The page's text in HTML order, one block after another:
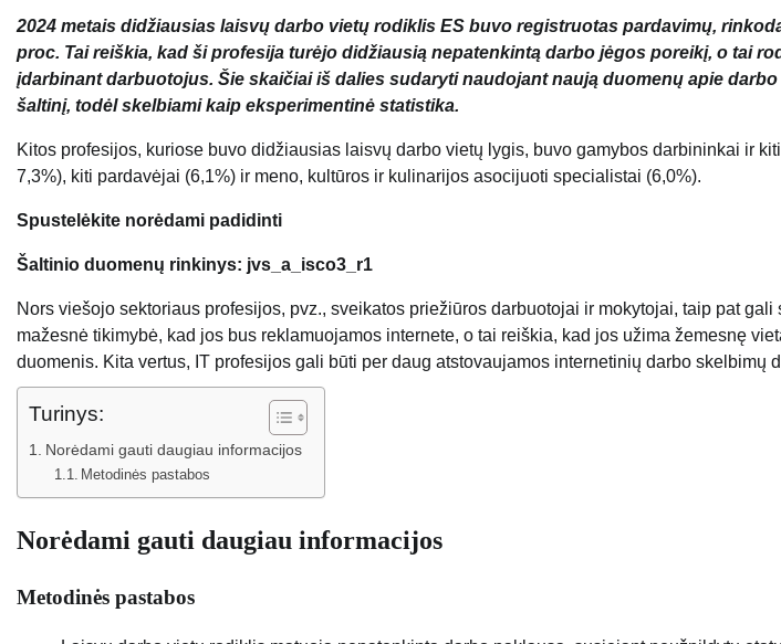
2024 metais didžiausias laisvų darbo vietų rodiklis ES buvo registruotas pardavimų,
proc. Tai reiškia, kad ši profesija turėjo didžiausią nepatenkintą darbo jėgos poreikį, o tai
įdarbinant darbuotojus. Šie skaičiai iš dalies sudaryti naudojant naują duomenų apie
šaltinį, todėl skelbiami kaip eksperimentinė statistika.
Kitos profesijos, kuriose buvo didžiausias laisvų darbo vietų lygis, buvo gamybos darbininkai ir
7,3%), kiti pardavėjai (6,1%) ir meno, kultūros ir kulinarijos asocijuoti specialistai (6,0%).
Spustelėkite norėdami padidinti
Šaltinio duomenų rinkinys: jvs_a_isco3_r1
Nors viešojo sektoriaus profesijos, pvz., sveikatos priežiūros darbuotojai ir mokytojai, taip pat
mažesnė tikimybė, kad jos bus reklamuojamos internete, o tai reiškia, kad jos užima žemesnę
duomenis. Kita vertus, IT profesijos gali būti per daug atstovaujamos internetinių darbo skelbimų
Turinys:
Norėdami gauti daugiau informacijos
Metodinės pastabos
Norėdami gauti daugiau informacijos
Metodinės pastabos